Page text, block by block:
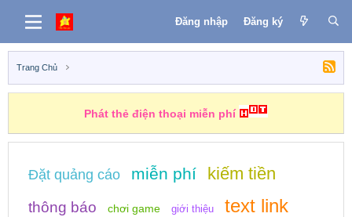
Đăng nhập Đăng ký
Trang Chủ
Phát thẻ điện thoại miễn phí
Đặt quảng cáo miễn phí kiếm tiền
thông báo chơi game giới thiệu text link